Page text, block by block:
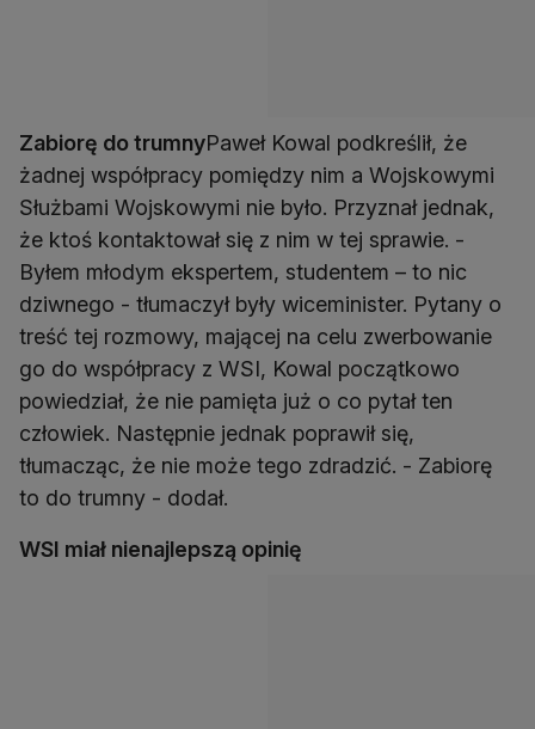
Zabiorę do trumnyPaweł Kowal podkreślił, że
żadnej współpracy pomiędzy nim a Wojskowymi
Służbami Wojskowymi nie było. Przyznał jednak,
że ktoś kontaktował się z nim w tej sprawie. -
Byłem młodym ekspertem, studentem – to nic
dziwnego - tłumaczył były wiceminister. Pytany o
treść tej rozmowy, mającej na celu zwerbowanie
go do współpracy z WSI, Kowal początkowo
powiedział, że nie pamięta już o co pytał ten
człowiek. Następnie jednak poprawił się,
tłumacząc, że nie może tego zdradzić. - Zabiorę
to do trumny - dodał.
WSI miał nienajlepszą opinię